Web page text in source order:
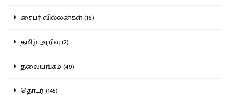
சைபர் வில்லன்கள் (16)
தமிழ் அறிவு (2)
தலையங்கம் (49)
தொடர் (145)